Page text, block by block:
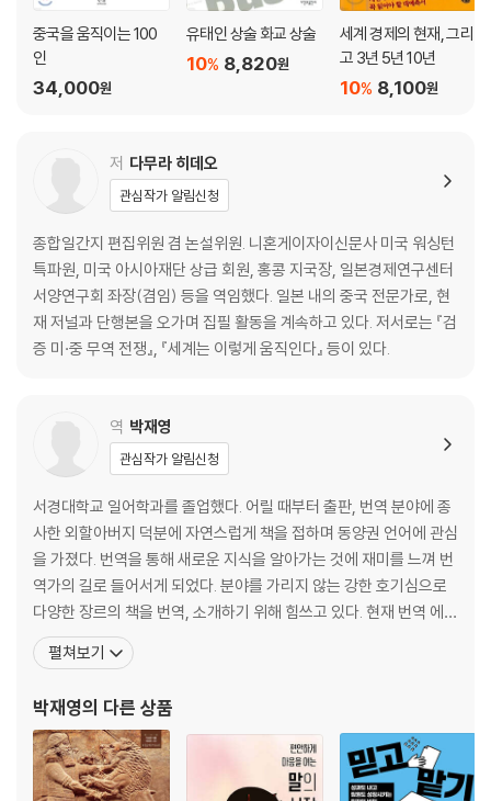
4장. 시진핑과 그의 부하들은 능력이 있기는 한 걸까?
절대 권력을 갖고도 점점 궁지에 몰리고 있는 시진핑
사중전회 개최를 미룬 시진핑의 진짜 속내
중국 인플레이션 징후에 세계가 떨고 있다
농민들 쫓겨난 자리에 늘고 있는 유령도시
내부의 불만을 잠재우기 위한 시진핑의 전략은 계속 통할까?
시진핑은 야심만큼 비전이 있기는 한 걸까?
5장. 2020년 중국발 인플레이션 시나리오
의문스러운 위안화와 엔화 통화 스와프
아베는 왜 위안화의 국제화에 일조하려 하는가?
2020년 중국발 인플레이션 시나리오
아시아개발은행 등의 AIIB 후원으로 중국 숨통 트일까?
중국 투자 붐은 언제까지 유효할까?
중국을 대하는 미국의 두 얼굴
누가 추락하는 중국을 구제할 수 있을까?
거대한 하이테크 실험실, 마켓으로써 중국의 효용 가치는?
중국 경제 붕괴는 피할 수 없는 현실인가?
리먼 브라더스 사태 이상의 세계 금융 위기가 오고 있다
중국 경제와 운명을 함께하게 된 세계 경제
중국 경제는 어느 정도 속도로 붕괴할 것인가?
후기_디지털 제국주의 시대의 5G 패권 전쟁에서 어떻게 살아남을 것인
가?
중국을 움직이는 100
인
34,000원
유태인 상술 화교 상술
8,820원
10%
세계 경제의 현재, 그리
고 3년 5년 10년
8,100원
10%
저 다무라 히데오
관심작가 알림신청
종합일간지 편집위원 겸 논설위원. 니혼게이자이신문사 미국 워싱턴
특파원, 미국 아시아재단 상급 회원, 홍콩 지국장, 일본경제연구센터
서양연구회 좌장(겸임) 등을 역임했다. 일본 내의 중국 전문가로, 현
재 저널과 단행본을 오가며 집필 활동을 계속하고 있다. 저서로는 『검
증 미·중 무역 전쟁』, 『세계는 이렇게 움직인다』 등이 있다.
역 박재영
관심작가 알림신청
서경대학교 일어학과를 졸업했다. 어릴 때부터 출판, 번역 분야에 종
사한 외할아버지 덕분에 자연스럽게 책을 접하며 동양권 언어에 관심
을 가졌다. 번역을 통해 새로운 지식을 알아가는 것에 재미를 느껴 번
역가의 길로 들어서게 되었다. 분야를 가리지 않는 강한 호기심으로
다양한 장르의 책을 번역, 소개하기 위해 힘쓰고 있다. 현재 번역 에이
전시 엔터스코리아 출판기획 및 일본어 전문 번역가로 활동하고 있
다. 역서로는 『소년들은 불꽃놀이를 옆에서 보고 싶었다』, 『불꽃놀이
왜 격무에도 스트레스가 없을까』, 『순식
펼쳐보기
박재영의 다른 상품